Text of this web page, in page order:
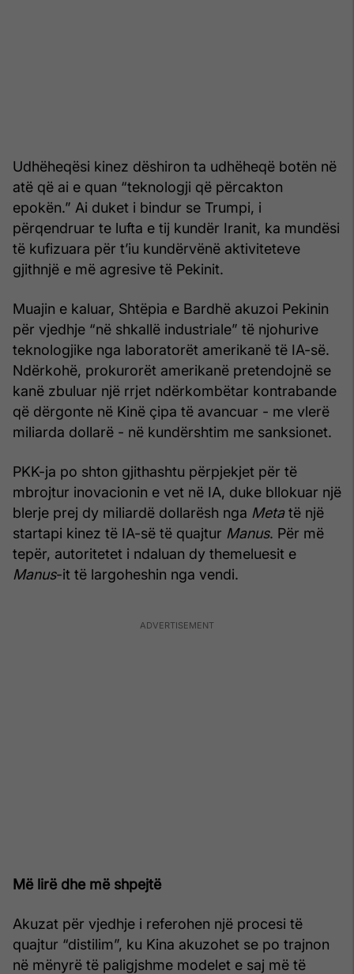
Udhëheqësi kinez dëshiron ta udhëheqë botën në
atë që ai e quan “teknologji që përcakton
epokën.” Ai duket i bindur se Trumpi, i
përqendruar te lufta e tij kundër Iranit, ka mundësi
të kufizuara për t’iu kundërvënë aktiviteteve
gjithnjë e më agresive të Pekinit.
Muajin e kaluar, Shtëpia e Bardhë akuzoi Pekinin
për vjedhje “në shkallë industriale” të njohurive
teknologjike nga laboratorët amerikanë të IA-së.
Ndërkohë, prokurorët amerikanë pretendojnë se
kanë zbuluar një rrjet ndërkombëtar kontrabande
që dërgonte në Kinë çipa të avancuar - me vlerë
miliarda dollarë - në kundërshtim me sanksionet.
PKK-ja po shton gjithashtu përpjekjet për të
mbrojtur inovacionin e vet në IA, duke bllokuar një
blerje prej dy miliardë dollarësh nga Metatë një
startapi kinez të IA-së të quajtur Manus. Për më
tepër, autoritetet i ndaluan dy themeluesit e
Manus-it të largoheshin nga vendi.
Më lirë dhe më shpejtë
Akuzat për vjedhje i referohen një procesi të
quajtur “distilim”, ku Kina akuzohet se po trajnon
në mënyrë të paligjshme modelet e saj më të